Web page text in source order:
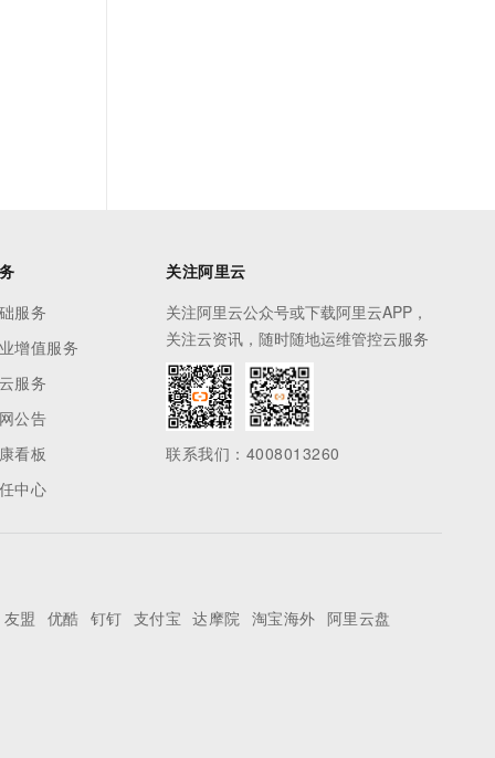
服务
增值服务
服务
公告
看板
中心
关注阿里云
关注阿里云公众号或下载阿里云APP，
关注云资讯，随时随地运维管控云服务
联系我们：4008013260
友盟 优酷 钉钉 支付宝 达摩院 淘宝海外 阿里云盘